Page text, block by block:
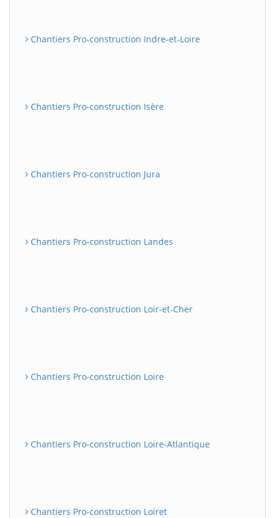
Chantiers Pro-construction Indre-et-Loire
Chantiers Pro-construction Isère
Chantiers Pro-construction Jura
Chantiers Pro-construction Landes
Chantiers Pro-construction Loir-et-Cher
Chantiers Pro-construction Loire
Chantiers Pro-construction Loire-Atlantique
Chantiers Pro-construction Loiret